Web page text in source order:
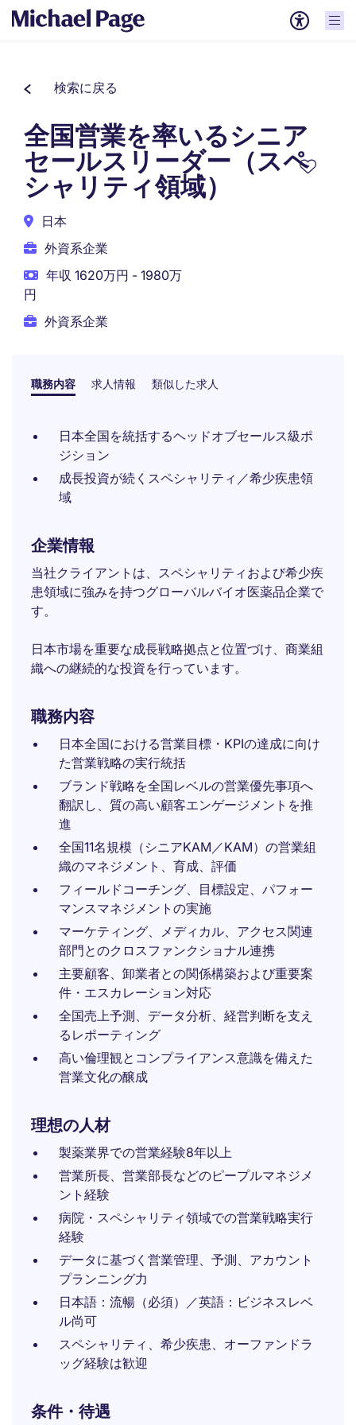
検索に戻る
全国営業を率いるシニア
セールスリーダー（スペ
シャリティ領域）
日本
外資系企業
年収 1620万円 - 1980万
円
外資系企業
職務内容 求人情報 類似した求人
日本全国を統括するヘッドオブセールス級ポ
ジション
成長投資が続くスペシャリティ／希少疾患領
域
企業情報
当社クライアントは、スペシャリティおよび希少疾
患領域に強みを持つグローバルバイオ医薬品企業で
す。
日本市場を重要な成長戦略拠点と位置づけ、商業組
織への継続的な投資を行っています。
職務内容
日本全国における営業目標・KPIの達成に向け
た営業戦略の実行統括
ブランド戦略を全国レベルの営業優先事項へ
翻訳し、質の高い顧客エンゲージメントを推
進
全国11名規模（シニアKAM／KAM）の営業組
織のマネジメント、育成、評価
フィールドコーチング、目標設定、パフォー
マンスマネジメントの実施
マーケティング、メディカル、アクセス関連
部門とのクロスファンクショナル連携
主要顧客、卸業者との関係構築および重要案
件・エスカレーション対応
全国売上予測、データ分析、経営判断を支え
るレポーティング
高い倫理観とコンプライアンス意識を備えた
営業文化の醸成
理想の人材
製薬業界での営業経験8年以上
営業所長、営業部長などのピープルマネジメ
ント経験
病院・スペシャリティ領域での営業戦略実行
経験
データに基づく営業管理、予測、アカウント
プランニング力
日本語：流暢（必須）／英語：ビジネスレベ
ル尚可
スペシャリティ、希少疾患、オーファンドラ
ッグ経験は歓迎
条件・待遇